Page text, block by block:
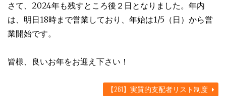
さて、2024年も残すところ後２日となりました。年内
は、明日18時まで営業しており、年始は1/5（日）から営
業開始です。
皆様、良いお年をお迎え下さい！
【261】実質的支配者リスト制度